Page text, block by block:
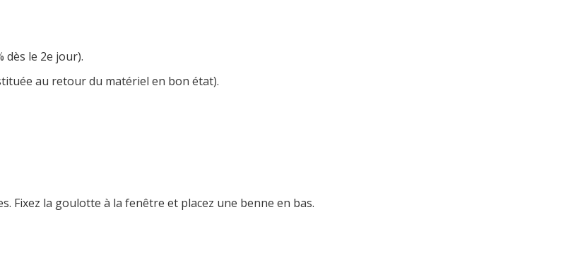
dès le 2e jour).
au retour du matériel en bon état).
Fixez la goulotte à la fenêtre et placez une benne en bas.